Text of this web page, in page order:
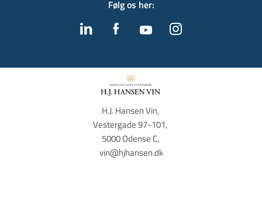
Følg os her:
H.J. Hansen Vin,
Vestergade 97-101,
5000 Odense C,
vin@hjhansen.dk